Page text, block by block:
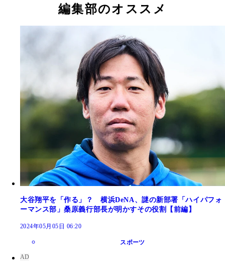
編集部のオススメ
大谷翔平を「作る」？ 横浜DeNA、謎の新部署「ハイパフォ
ーマンス部」桑原義行部長が明かすその役割【前編】
2024年05月05日 06:20
スポーツ